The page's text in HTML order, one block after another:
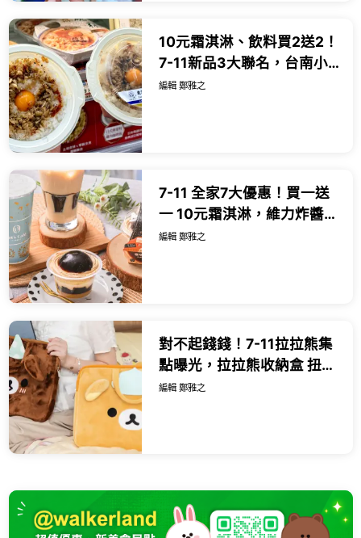
10元霜淇淋、飲料買2送2！
7-11新品3大聯名，台南小
吃、泰式米其林樓下小七
編輯 鄭雅之
7-11 全家7大優惠！買一送
一 10元霜淇淋，維力炸醬拌
麵堡領軍27款新品。
編輯 鄭雅之
對不起錢錢！7-11拉拉熊集
點曝光，拉拉熊收納盒 扭蛋
機16款欠收藏。
編輯 鄭雅之